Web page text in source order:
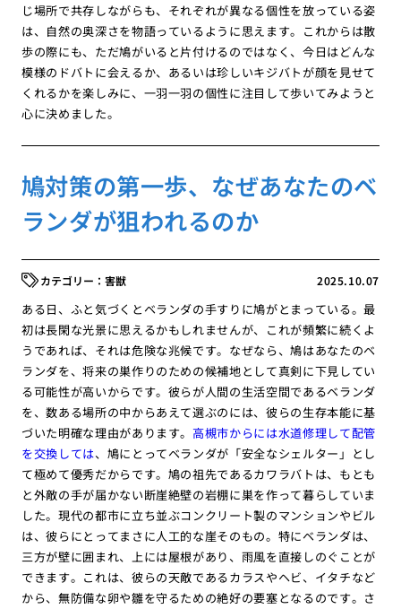
じ場所で共存しながらも、それぞれが異なる個性を放っている姿
は、自然の奥深さを物語っているように思えます。これからは散
歩の際にも、ただ鳩がいると片付けるのではなく、今日はどんな
模様のドバトに会えるか、あるいは珍しいキジバトが顔を見せて
くれるかを楽しみに、一羽一羽の個性に注目して歩いてみようと
心に決めました。
鳩対策の第一歩、なぜあなたのベ
ランダが狙われるのか
2025.10.07
害獣
ある日、ふと気づくとベランダの手すりに鳩がとまっている。最
初は長閑な光景に思えるかもしれませんが、これが頻繁に続くよ
うであれば、それは危険な兆候です。なぜなら、鳩はあなたのベ
ランダを、将来の巣作りのための候補地として真剣に下見してい
る可能性が高いからです。彼らが人間の生活空間であるベランダ
を、数ある場所の中からあえて選ぶのには、彼らの生存本能に基
づいた明確な理由があります。高槻市からには水道修理して配管
を交換しては、鳩にとってベランダが「安全なシェルター」とし
て極めて優秀だからです。鳩の祖先であるカワラバトは、もとも
と外敵の手が届かない断崖絶壁の岩棚に巣を作って暮らしていま
した。現代の都市に立ち並ぶコンクリート製のマンションやビル
は、彼らにとってまさに人工的な崖そのもの。特にベランダは、
三方が壁に囲まれ、上には屋根があり、雨風を直接しのぐことが
できます。これは、彼らの天敵であるカラスやヘビ、イタチなど
から、無防備な卵や雛を守るための絶好の要塞となるのです。さ